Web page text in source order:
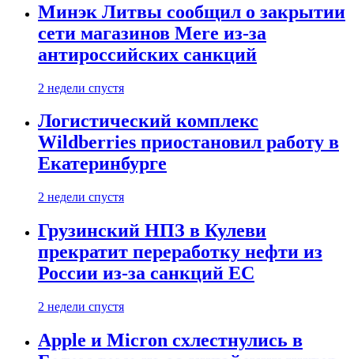
Минэк Литвы сообщил о закрытии
сети магазинов Mere из-за
антироссийских санкций
2 недели спустя
Логистический комплекс
Wildberries приостановил работу в
Екатеринбурге
2 недели спустя
Грузинский НПЗ в Кулеви
прекратит переработку нефти из
России из-за санкций ЕС
2 недели спустя
Apple и Micron схлестнулись в